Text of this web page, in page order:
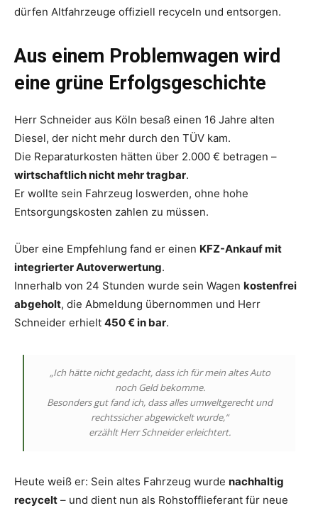
dürfen Altfahrzeuge offiziell recyceln und entsorgen.
Aus einem Problemwagen wird
eine grüne Erfolgsgeschichte
Herr Schneider aus Köln besaß einen 16 Jahre alten
Diesel, der nicht mehr durch den TÜV kam.
Die Reparaturkosten hätten über 2.000 € betragen –
wirtschaftlich nicht mehr tragbar.
Er wollte sein Fahrzeug loswerden, ohne hohe
Entsorgungskosten zahlen zu müssen.
Über eine Empfehlung fand er einen KFZ-Ankauf mit
integrierter Autoverwertung.
Innerhalb von 24 Stunden wurde sein Wagen kostenfrei
abgeholt, die Abmeldung übernommen und Herr
Schneider erhielt 450 € in bar.
„Ich hätte nicht gedacht, dass ich für mein altes Auto
noch Geld bekomme.
Besonders gut fand ich, dass alles umweltgerecht und
rechtssicher abgewickelt wurde,“
erzählt Herr Schneider erleichtert.
Heute weiß er: Sein altes Fahrzeug wurde nachhaltig
recycelt – und dient nun als Rohstofflieferant für neue